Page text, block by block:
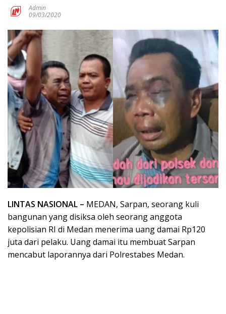
Admin
09/03/2020
LINTAS NASIONAL – MEDAN, Sarpan, seorang kuli
bangunan yang disiksa oleh seorang anggota
kepolisian RI di Medan menerima uang damai Rp120
juta dari pelaku. Uang damai itu membuat Sarpan
mencabut laporannya dari Polrestabes Medan.